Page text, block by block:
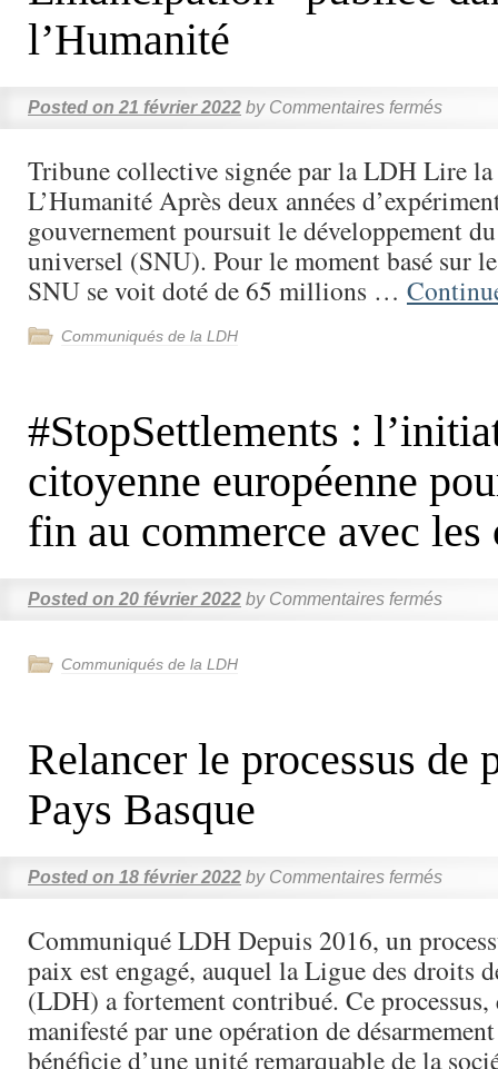
l’Humanité
Posted on 21 février 2022 by Commentaires fermés
Tribune collective signée par la LDH Lire
L’Humanité Après deux années
gouvernement poursuit le développement
universel (SNU). Pour le moment basé sur
SNU se voit doté de 65 millions …
Communiqués de la LDH
#StopSettlements :
citoyenne européenne
fin au commerce avec les
Posted on 20 février 2022 by Commentaires fermés
Communiqués de la LDH
Relancer le processus de
Pays Basque
Posted on 18 février 2022 by Commentaires fermés
Communiqué LDH Depuis 2016, un
paix est engagé, auquel la Ligue des droits
(LDH) a fortement contribué. Ce processus,
manifesté par une opération de
bénéficie d’une unité remarquable de la